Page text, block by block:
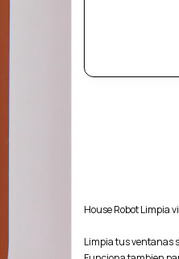
House Robot Limpia
Limpia tus ventanas